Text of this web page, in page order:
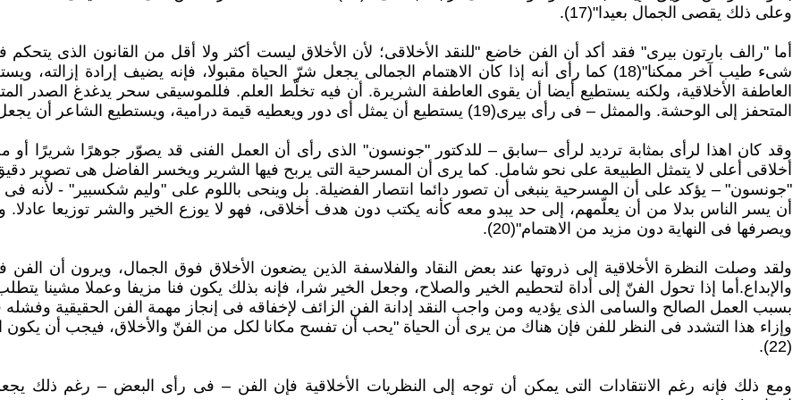
وعلى ذلك يقصى الجمال بعيدا"(17).
أما "رالف بارتون بيرى" فقد أكد أن الفن خاضع "للنقد الأخلاقى؛ لأن الأخلاق ليست أكثر ولا أقل من القانون الذى
شىء طيب آخر ممكنا"(18) كما رأى أنه إذا كان الاهتمام الجمالى يجعل شرّ الحياة مقبولا، فإنه يضيف إرادة
العاطفة الأخلاقية، ولكنه يستطيع أيضا أن يقوى العاطفة الشريرة. أن فيه تخلّط العلم. فللموسيقى سحر يدغدغ الصدر
المتحفز إلى الوحشة. والممثل – فى رأى بيرى(19) يستطيع أن يمثل أى دور ويعطيه قيمة درامية، ويستطيع الشاعر أن يجعل الشر أكثر جاذبية من الخير.
وقد كان اهذا لرأى بمثابة ترديد لرأى –سابق – للدكتور "جونسون" الذى رأى أن العمل الفنى قد يصوّر جوهرًا شريرًا أو
أخلاقى أعلى لا يتمثل الطبيعة على نحو شامل. كما يرى أن المسرحية التى يربح فيها الشرير ويخسر الفاضل هى تصوير
"جونسون" – يؤكد على أن المسرحية ينبغى أن تصور دائما انتصار الفضيلة. بل وينحى باللوم على "وليم شكسبير" -
أن يسر الناس بدلا من أن يعلّمهم، إلى حد يبدو معه كأنه يكتب دون هدف أخلاقى، فهو لا يوزع الخير والشر توزيعا
ويصرفها فى النهاية دون مزيد من الاهتمام"(20).
ولقد وصلت النظرة الأخلاقية إلى ذروتها عند بعض النقاد والفلاسفة الذين يضعون الأخلاق فوق الجمال، ويرون أن
والإبداع.أما إذا تحول الفنّ إلى أداة لتحطيم الخير والصلاح، وجعل الخير شرا، فإنه بذلك يكون فنا مزيفا وعملا مشينا
بسبب العمل الصالح والسامى الذى يؤديه ومن واجب النقد إدانة الفن الزائف لإخفاقه فى إنجاز مهمة الفن الحقيقية وفشله
وإزاء هذا التشدد فى النظر للفن فإن هناك من يرى أن الحياة "يحب أن تفسح مكانا لكل من الفنّ والأخلاق، فيجب أن
(22).
ومع ذلك فإنه رغم الانتقادات التى يمكن أن توجه إلى النظريات الأخلاقية فإن الفن – فى رأى البعض – رغم ذلك